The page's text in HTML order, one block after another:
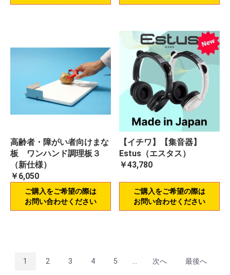
高齢者・障がい者向けまな
板 ワンハンド調理板３
（新仕様）
￥6,050
ご購入をご希望の際は
お問い合わせください
【イチワ】【集音器】
Estus（エスタス）
￥43,780
ご購入をご希望の際は
お問い合わせください
1 2 3 4 5 次へ 最後へ